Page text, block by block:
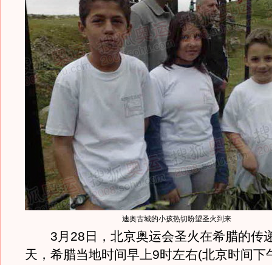
迪奥古城的小孩热切盼望圣火到来
3月28日，北京奥运会圣火在希腊的传
天，希腊当地时间早上9时左右(北京时间下